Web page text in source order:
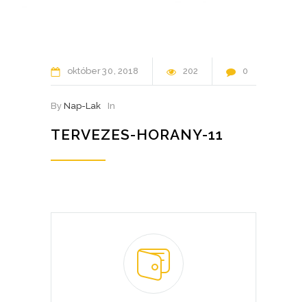
október30 2018 202 0
By Nap-Lak In
TERVEZES-HORANY-11